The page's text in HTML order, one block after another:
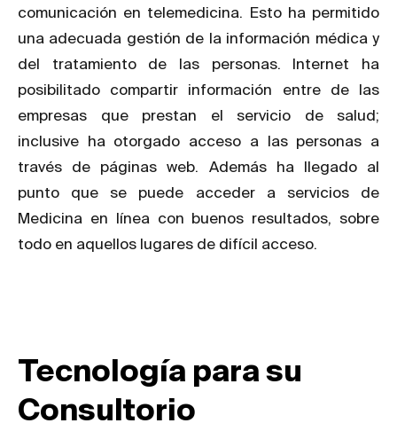
comunicación en telemedicina. Esto ha permitido
una adecuada gestión de la información médica y
del tratamiento de las personas. Internet ha
posibilitado compartir información entre de las
empresas que prestan el servicio de salud;
inclusive ha otorgado acceso a las personas a
través de páginas web. Además ha llegado al
punto que se puede acceder a servicios de
Medicina en línea con buenos resultados, sobre
todo en aquellos lugares de difícil acceso.
Tecnología para su
Consultorio